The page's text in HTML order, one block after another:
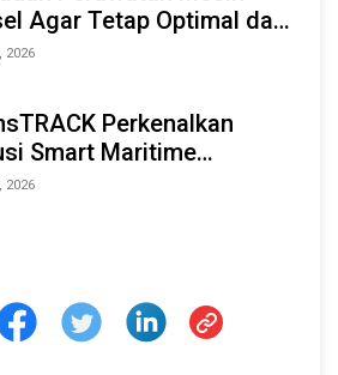
Agar Tetap Optimal dan
Lama
2026
Perkenalkan
Smart Maritime
Berbasis AI dan IoT
2026